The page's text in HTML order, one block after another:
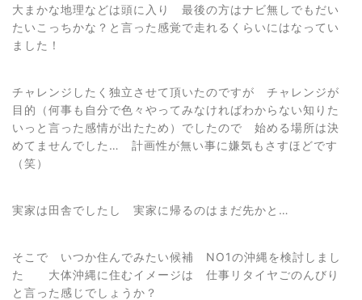
大まかな地理などは頭に入り 最後の方はナビ無しでもだい
たいこっちかな？と言った感覚で走れるくらいにはなってい
ました！
チャレンジしたく独立させて頂いたのですが チャレンジが
目的（何事も自分で色々やってみなければわからない知りた
いっと言った感情が出たため）でしたので 始める場所は決
めてませんでした… 計画性が無い事に嫌気もさすほどです
（笑）
実家は田舎でしたし 実家に帰るのはまだ先かと…
そこで いつか住んでみたい候補 NO1の沖縄を検討しまし
た 大体沖縄に住むイメージは 仕事リタイヤごのんびり
と言った感じでしょうか？